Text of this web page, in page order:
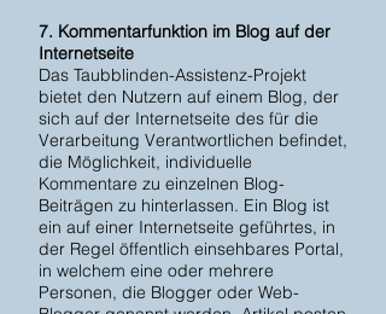
7. Kommentarfunktion im Blog auf der
Internetseite
Das Taubblinden-Assistenz-Projekt
bietet den Nutzern auf einem Blog, der
sich auf der Internetseite des für die
Verarbeitung Verantwortlichen befindet,
die Möglichkeit, individuelle
Kommentare zu einzelnen Blog-
Beiträgen zu hinterlassen. Ein Blog ist
ein auf einer Internetseite geführtes, in
der Regel öffentlich einsehbares Portal,
in welchem eine oder mehrere
Personen, die Blogger oder Web-